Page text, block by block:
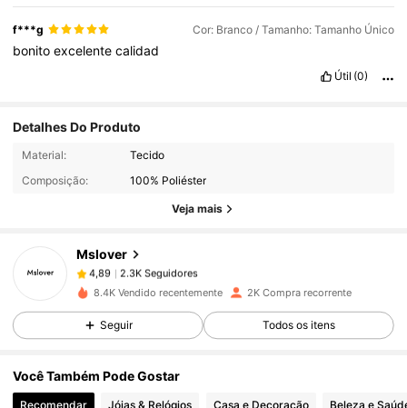
f***g Cor: Branco / Tamanho: Tamanho Único
bonitoexcelentecalidad
Útil (0)
Detalhes Do Produto
Material:
Tecido
Composição:
100% Poliéster
Veja mais
Mslover
2.3K Seguidores
4,89
2.3K Seguidores
m***7pago1 dia atrás
4,89 2.3K Seguidores
4,89 2.3K Seguidores
8.4K Vendido recentemente 2K Compra recorrente
Seguir Todos os itens
Você Também Pode Gostar
Recomendar Jóias & Relógios Casa e Decoração Beleza e